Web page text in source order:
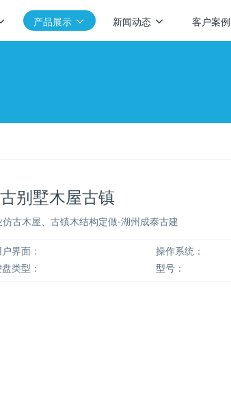
产品展示 新闻动态 客户案例
别墅木屋古镇
仿古木屋、古镇木结构定做-湖州成泰古建
界面：
操作系统：
类型：
型号：